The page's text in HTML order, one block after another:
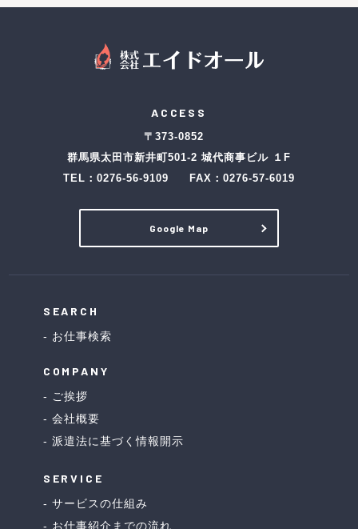
ACCESS
〒373-0852
群馬県太田市新井町501-2 城代商事ビル １F
TEL： 0276-56-9109 FAX：0276-57-6019
Google Map
SEARCH
お仕事検索
COMPANY
ご挨拶
会社概要
派遣法に基づく情報開示
SERVICE
サービスの仕組み
お仕事紹介までの流れ